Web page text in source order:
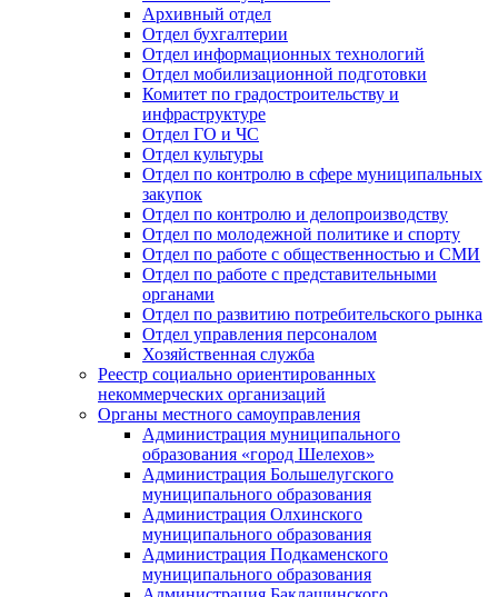
Архивный отдел
Отдел бухгалтерии
Отдел информационных технологий
Отдел мобилизационной подготовки
Комитет по градостроительству и
инфраструктуре
Отдел ГО и ЧС
Отдел культуры
Отдел по контролю в сфере муниципальных
закупок
Отдел по контролю и делопроизводству
Отдел по молодежной политике и спорту
Отдел по работе с общественностью и СМИ
Отдел по работе с представительными
органами
Отдел по развитию потребительского рынка
Отдел управления персоналом
Хозяйственная служба
Реестр социально ориентированных
некоммерческих организаций
Органы местного самоуправления
Администрация муниципального
образования «город Шелехов»
Администрация Большелугского
муниципального образования
Администрация Олхинского
муниципального образования
Администрация Подкаменского
муниципального образования